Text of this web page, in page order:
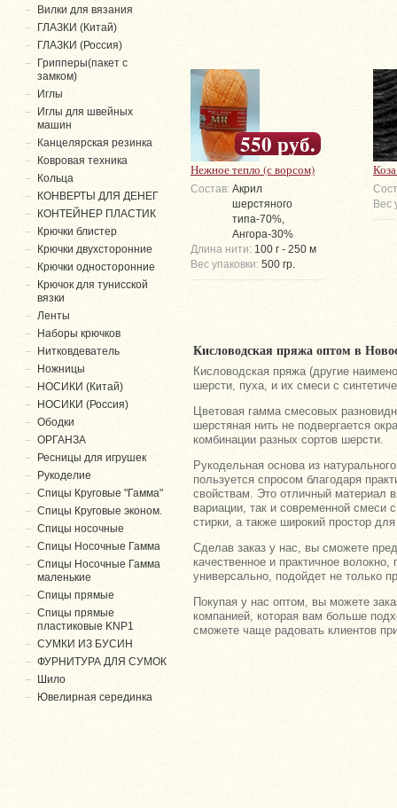
Нежное тепло (с ворсом)
550 руб.
Состав: Акрил
шерстяного
типа-70%,
Ангора-30%
Длина нити: 100 г - 250 м
Вес упаковки: 500 гр.
Вес
Кисловодская пряжа оптом в
Кисловодская пряжа (другие
шерсти, пуха, и их смеси с
Цветовая гамма смесовых
шерстяная нить не подвергается
комбинации разных сортов шерсти.
Рукодельная основа из
пользуется спросом благодаря
свойствам. Это отличный материал
вариации, так и современной смеси
стирки, а также широкий простор
Сделав заказ у нас, вы сможете
качественное и практичное
универсально, подойдет не только
Покупая у нас оптом, вы можете
компанией, которая вам больше
сможете чаще радовать клиентов
Вилки для вязания
ГЛАЗКИ (Китай)
ГЛАЗКИ (Россия)
Грипперы(пакет с
замком)
Иглы
Иглы для швейных
машин
Канцелярская резинка
Ковровая техника
Кольца
КОНВЕРТЫ ДЛЯ ДЕНЕГ
КОНТЕЙНЕР ПЛАСТИК
Крючки блистер
Крючки двухсторонние
Крючки односторонние
Крючок для тунисской
вязки
Ленты
Наборы крючков
Нитковдеватель
Ножницы
НОСИКИ (Китай)
НОСИКИ (Россия)
Ободки
ОРГАНЗА
Ресницы для игрушек
Рукоделие
Спицы Круговые "Гамма"
Спицы Круговые эконом.
Спицы носочные
Спицы Носочные Гамма
Спицы Носочные Гамма
маленькие
Спицы прямые
Спицы прямые
пластиковые KNP1
СУМКИ ИЗ БУСИН
ФУРНИТУРА ДЛЯ СУМОК
Шило
Ювелирная серединка